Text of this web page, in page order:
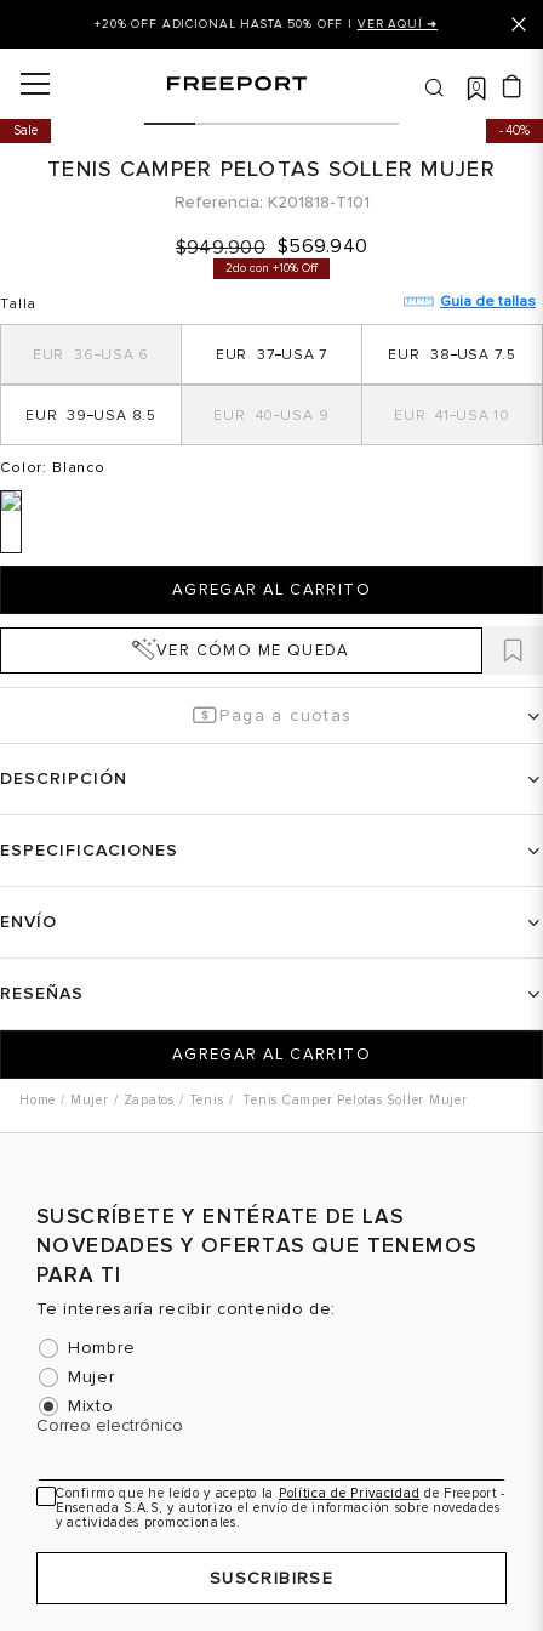
+20% OFF ADICIONAL HASTA 50% OFF | VER AQUÍ ➜
0
40%
Sale
TENIS CAMPER PELOTAS SOLLER MUJER
Referencia K201818-T101
$949.900 $569.940
2do con +10% Off
Talla Guia de tallas
6
36 7
37 7.5
38
8.5
39 9
40 10
41
Color: Blanco
AGREGAR AL CARRITO
VER CÓMO ME QUEDA
Paga a cuotas
DESCRIPCIÓN
ESPECIFICACIONES
ENVÍO
RESEÑAS
AGREGAR AL CARRITO
Mujer Zapatos Tenis Tenis Camper Pelotas Soller Mujer
SUSCRÍBETE Y ENTÉRATE DE LAS
NOVEDADES Y OFERTAS QUE TENEMOS
PARA TI
Te interesaría recibir contenido de:
Hombre
Mujer
Mixto
Correo electrónico
Confirmo que he leído y acepto la Política de Privacidad de Freeport -
Ensenada S.A.S, y autorizo el envío de información sobre novedades
y actividades promocionales.
SUSCRIBIRSE
balance
puma
tommy hilfiger